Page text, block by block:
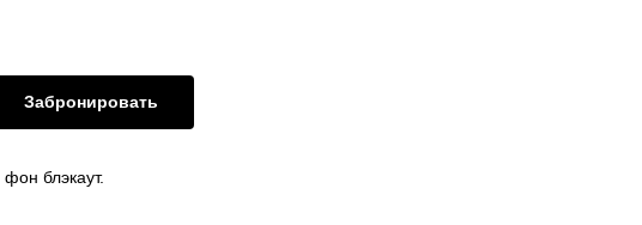
Забронировать
блэкаут.